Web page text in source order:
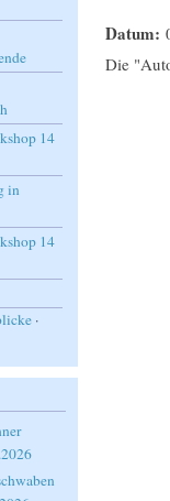
Datum:
Die
14
in
14
·